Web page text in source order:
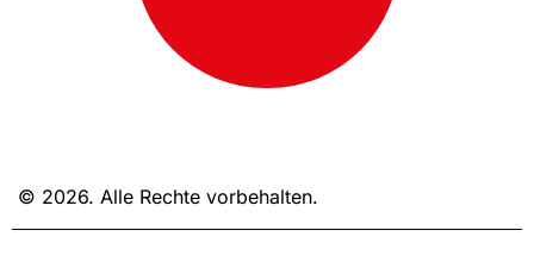
© 2026. Alle Rechte vorbehalten.